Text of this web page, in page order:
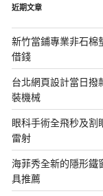
字:
近期文章
新竹當鋪專業非石棉
借錢
台北網頁設計當日撥
裝機械
眼科手術全飛秒及割
雷射
海菲秀全新的隱形鐵
具推薦